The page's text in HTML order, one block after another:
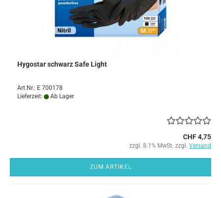
Hygostar schwarz Safe Light
Art.Nr.: E 700178
Lieferzeit:
Ab Lager
CHF 4,75
zzgl. 8.1% MwSt. zzgl. Versand
ZUM ARTIKEL